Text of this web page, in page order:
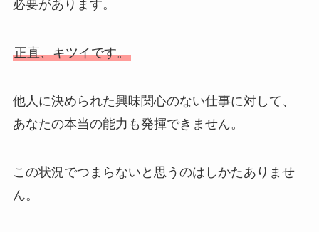
必要があります。
正直、キツイです。
他人に決められた興味関心のない仕事に対して、
あなたの本当の能力も発揮できません。
この状況でつまらないと思うのはしかたありませ
ん。